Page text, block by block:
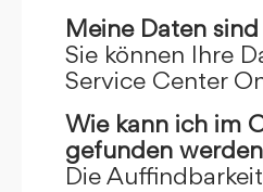
Meine Daten
Sie können Ihre
Service Center
Wie kann ich im
gefunden
Die